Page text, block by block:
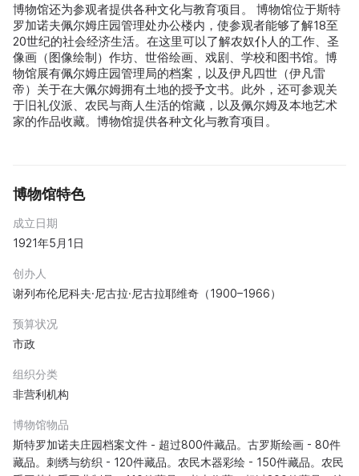
博物馆还为参观者提供各种文化与教育项目。 博物馆位于斯特
罗加诺夫佩尔姆庄园管理处办公楼内，使参观者能够了解18至
20世纪的社会经济生活。在这里可以了解农奴仆人的工作、圣
像画（图像绘制）作坊、世俗绘画、戏剧、学校和图书馆。博
物馆展有佩尔姆庄园管理局的档案，以及伊凡四世（伊凡雷
帝）关于在大佩尔姆拥有土地的授予文书。此外，还可参观关
于旧礼仪派、农民与商人生活的馆藏，以及佩尔姆及本地艺术
家的作品收藏。博物馆提供各种文化与教育项目。
博物馆特色
成立日期
1921年5月1日
创办人
谢列布伦尼科夫·尼古拉·尼古拉耶维奇（1900–1966）
预算状况
市政
组织分类
非营利机构
博物馆物品
斯特罗加诺夫庄园档案文件 - 超过800件藏品。古罗斯绘画 - 80件
藏品。刺绣与纺织 - 120件藏品。农民木器彩绘 - 150件藏品。农民